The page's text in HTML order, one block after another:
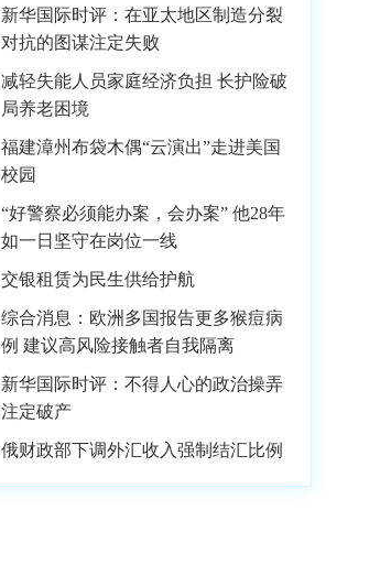
新华国际时评：在亚太地区制造分裂
对抗的图谋注定失败
减轻失能人员家庭经济负担 长护险破
局养老困境
福建漳州布袋木偶“云演出”走进美国
校园
“好警察必须能办案，会办案” 他28年
如一日坚守在岗位一线
交银租赁为民生供给护航
综合消息：欧洲多国报告更多猴痘病
例 建议高风险接触者自我隔离
新华国际时评：不得人心的政治操弄
注定破产
俄财政部下调外汇收入强制结汇比例